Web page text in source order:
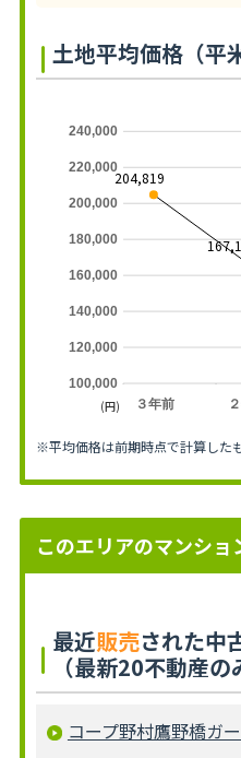
土地平均価格（平
３年前
100,000
120,000
140,000
160,000
180,000
200,000
220,000
240,000
204,819
(円)
※平均価格は前期時点で計算したも
このエリアのマンショ
最近販売された中
（最新20不動産の
コープ野村鷹野橋ガ